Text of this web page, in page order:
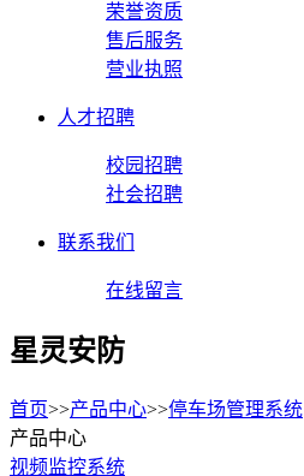
荣誉资质
售后服务
营业执照
人才招聘
校园招聘
社会招聘
联系我们
在线留言
星灵安防
首页>>产品中心>>停车场管理系统
产品中心
视频监控系统